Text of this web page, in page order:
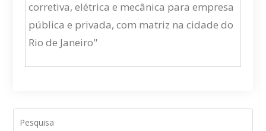
corretiva, elétrica e mecânica para empresa
pública e privada, com matriz na cidade do
Rio de Janeiro"